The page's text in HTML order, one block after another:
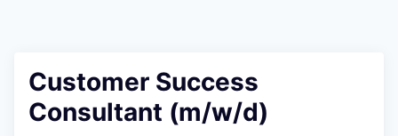
Customer Success
Consultant (m/w/d)